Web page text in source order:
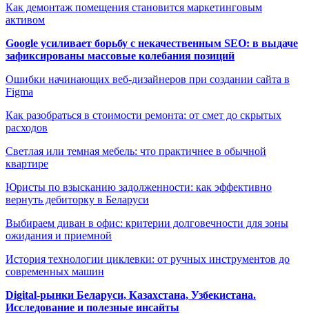
Как демонтаж помещения становится маркетинговым
активом
Google усиливает борьбу с некачественным SEO: в выдаче
зафиксированы массовые колебания позиций
Ошибки начинающих веб-дизайнеров при создании сайта в
Figma
Как разобраться в стоимости ремонта: от смет до скрытых
расходов
Светлая или темная мебель: что практичнее в обычной
квартире
Юристы по взысканию задолженности: как эффективно
вернуть дебиторку в Беларуси
Выбираем диван в офис: критерии долговечности для зоны
ожидания и приемной
История технологии циклевки: от ручных инструментов до
современных машин
Digital-рынки Беларуси, Казахстана, Узбекистана.
Исследование и полезные инсайты